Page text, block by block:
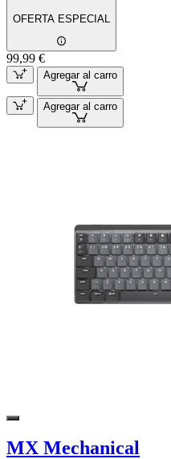
OFERTA ESPECIAL
99,99 €
Agregar al carro
Agregar al carro
MX Mechanical